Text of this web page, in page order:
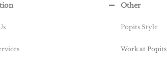
Other
Popits Style
Work at Popits